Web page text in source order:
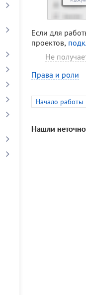
Если для
проектов,
Не
Права и роли
Начало работы
Нашли